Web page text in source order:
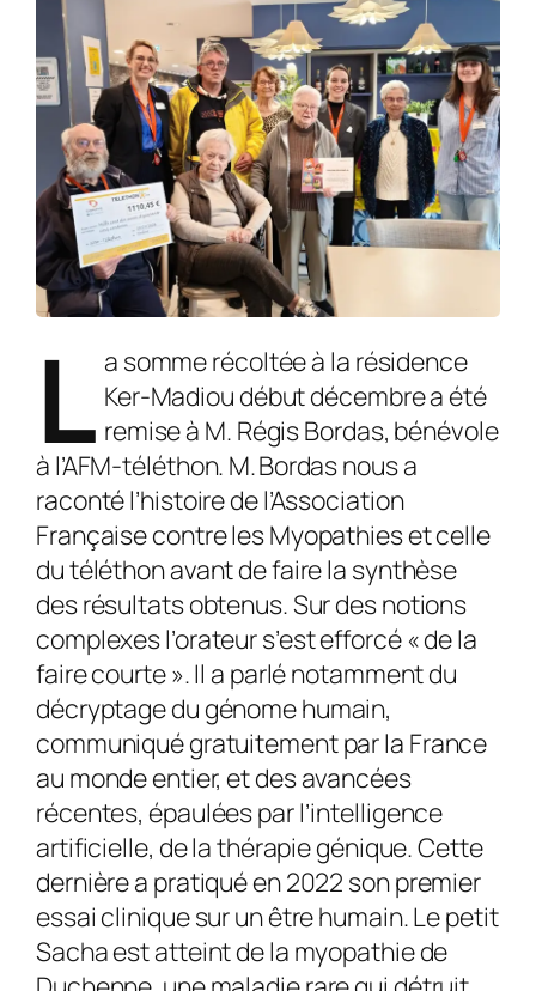
L a somme récoltée à la résidence
Ker-Madiou début décembre a été
remise à M. Régis Bordas, bénévole
à l’AFM-téléthon. M. Bordas nous a
raconté l’histoire de l’Association
Française contre les Myopathies et celle
du téléthon avant de faire la synthèse
des résultats obtenus. Sur des notions
complexes l’orateur s’est efforcé « de la
faire courte ». Il a parlé notamment du
décryptage du génome humain,
communiqué gratuitement par la France
au monde entier, et des avancées
récentes, épaulées par l’intelligence
artificielle, de la thérapie génique. Cette
dernière a pratiqué en 2022 son premier
essai clinique sur un être humain. Le petit
Sacha est atteint de la myopathie de